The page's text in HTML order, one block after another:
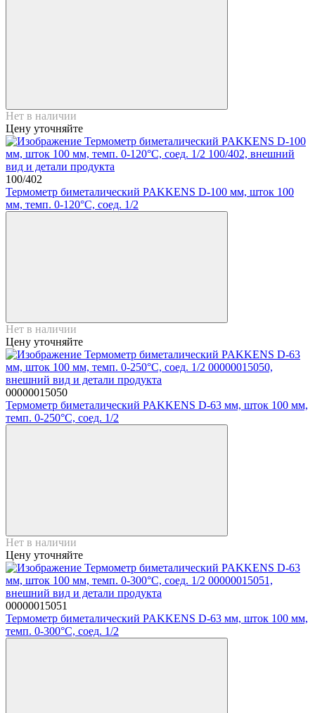
Нет в наличии
Цену уточняйте
100/402
Термометр биметалический PAKKENS D-100 мм, шток 100
мм, темп. 0-120°C, соед. 1/2
Нет в наличии
Цену уточняйте
00000015050
Термометр биметалический PAKKENS D-63 мм, шток 100 мм,
темп. 0-250°C, соед. 1/2
Нет в наличии
Цену уточняйте
00000015051
Термометр биметалический PAKKENS D-63 мм, шток 100 мм,
темп. 0-300°C, соед. 1/2